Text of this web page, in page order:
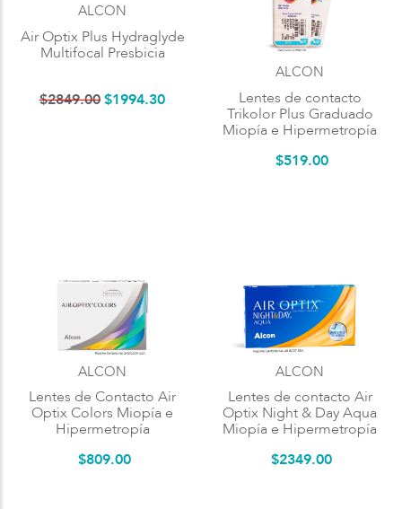
ALCON
Air Optix Plus Hydraglyde
Multifocal Presbicia
$2849.00 $1994.30
ALCON
Lentes de contacto
Trikolor Plus Graduado
Miopía e Hipermetropía
$519.00
ALCON
Lentes de Contacto Air
Optix Colors Miopía e
Hipermetropía
$809.00
ALCON
Lentes de contacto Air
Optix Night & Day Aqua
Miopía e Hipermetropía
$2349.00